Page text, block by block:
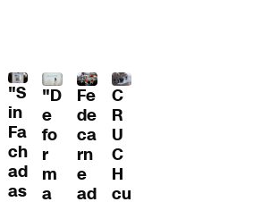
"S
in
Fa
ch
ad
as
"D
e
fo
r
m
a
Fe
de
ca
rn
e
ad
C
R
U
C
H
cu